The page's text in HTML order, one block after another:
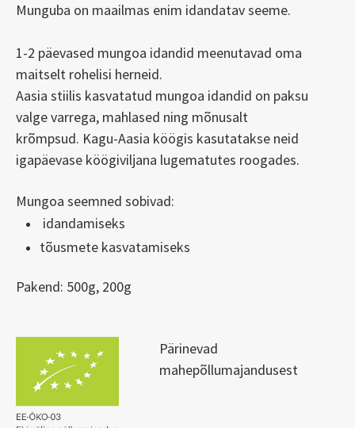
Munguba on maailmas enim idandatav seeme.
1-2 päevased mungoa idandid meenutavad oma
maitselt rohelisi herneid.
Aasia stiilis kasvatatud mungoa idandid on paksu
valge varrega, mahlased ning mõnusalt
krõmpsud. Kagu-Aasia köögis kasutatakse neid
igapäevase köögiviljana lugematutes roogades.
Mungoa seemned sobivad:
idandamiseks
tõusmete kasvatamiseks
Pakend: 500g, 200g
Pärinevad
mahepõllumajandusest